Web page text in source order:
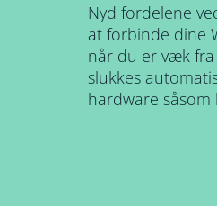
Nyd fordelene
at forbinde dine
når du er væk
slukkes
hardware såsom